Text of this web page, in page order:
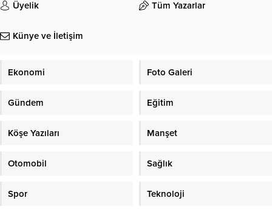
Üyelik Tüm Yazarlar
Künye ve İletişim
Ekonomi Foto Galeri
Gündem Eğitim
Köşe Yazıları Manşet
Otomobil Sağlık
Spor Teknoloji